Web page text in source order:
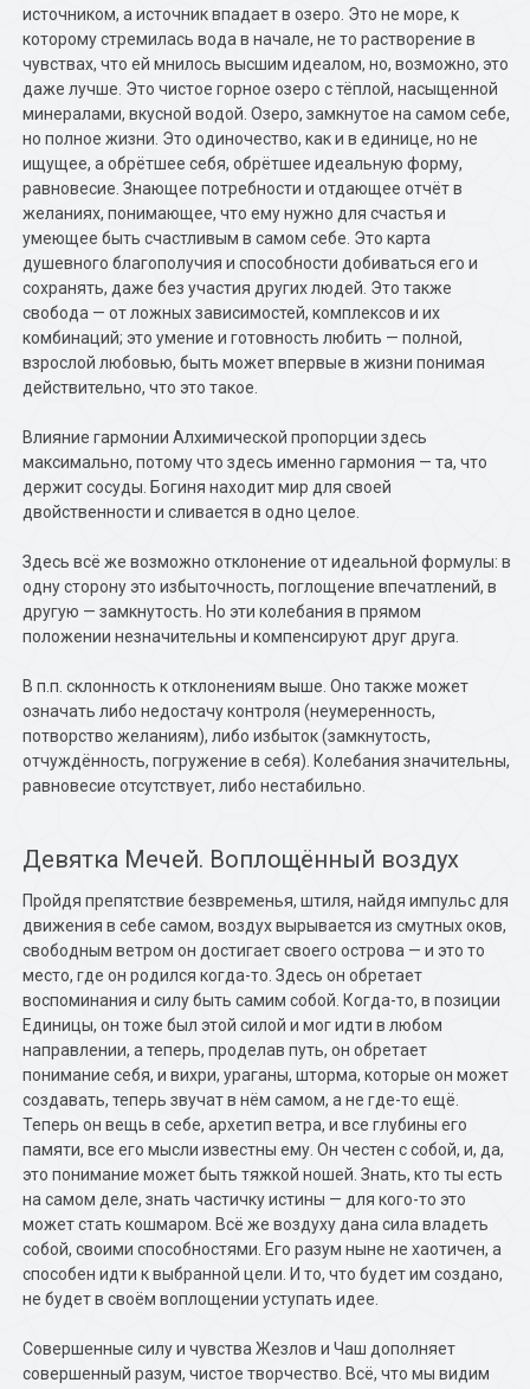
источником, а источник впадает в озеро. Это не море, к
которому стремилась вода в начале, не то растворение в
чувствах, что ей мнилось высшим идеалом, но, возможно, это
даже лучше. Это чистое горное озеро с тёплой, насыщенной
минералами, вкусной водой. Озеро, замкнутое на самом себе,
но полное жизни. Это одиночество, как и в единице, но не
ищущее, а обрётшее себя, обрётшее идеальную форму,
равновесие. Знающее потребности и отдающее отчёт в
желаниях, понимающее, что ему нужно для счастья и
умеющее быть счастливым в самом себе. Это карта
душевного благополучия и способности добиваться его и
сохранять, даже без участия других людей. Это также
свобода — от ложных зависимостей, комплексов и их
комбинаций; это умение и готовность любить — полной,
взрослой любовью, быть может впервые в жизни понимая
действительно, что это такое.
Влияние гармонии Алхимической пропорции здесь
максимально, потому что здесь именно гармония — та, что
держит сосуды. Богиня находит мир для своей
двойственности и сливается в одно целое.
Здесь всё же возможно отклонение от идеальной формулы: в
одну сторону это избыточность, поглощение впечатлений, в
другую — замкнутость. Но эти колебания в прямом
положении незначительны и компенсируют друг друга.
В п.п. склонность к отклонениям выше. Оно также может
означать либо недостачу контроля (неумеренность,
потворство желаниям), либо избыток (замкнутость,
отчуждённость, погружение в себя). Колебания значительны,
равновесие отсутствует, либо нестабильно.
Девятка Мечей. Воплощённый воздух
Пройдя препятствие безвременья, штиля, найдя импульс для
движения в себе самом, воздух вырывается из смутных оков,
свободным ветром он достигает своего острова — и это то
место, где он родился когда-то. Здесь он обретает
воспоминания и силу быть самим собой. Когда-то, в позиции
Единицы, он тоже был этой силой и мог идти в любом
направлении, а теперь, проделав путь, он обретает
понимание себя, и вихри, ураганы, шторма, которые он может
создавать, теперь звучат в нём самом, а не где-то ещё.
Теперь он вещь в себе, архетип ветра, и все глубины его
памяти, все его мысли известны ему. Он честен с собой, и, да,
это понимание может быть тяжкой ношей. Знать, кто ты есть
на самом деле, знать частичку истины — для кого-то это
может стать кошмаром. Всё же воздуху дана сила владеть
собой, своими способностями. Его разум ныне не хаотичен, а
способен идти к выбранной цели. И то, что будет им создано,
не будет в своём воплощении уступать идее.
Совершенные силу и чувства Жезлов и Чаш дополняет
совершенный разум, чистое творчество. Всё, что мы видим